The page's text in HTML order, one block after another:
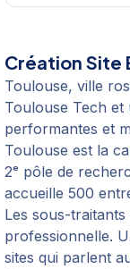
Création Site
Toulouse, ville
Toulouse Tech
performantes et
Toulouse est la
2ᵉ pôle de
accueille 500
Les sous-
professionnelle.
sites qui parlent